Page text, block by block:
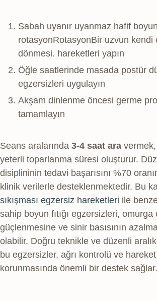
Sabah uyanır uyanmaz hafif boyun
rotasyonRotasyonBir uzvun kendi
dönmesi. hareketleri yapın
Öğle saatlerinde masada postür
egzersizleri uygulayın
Akşam dinlenme öncesi germe
tamamlayın
Seans aralarında 3-4 saat ara
yeterli toparlanma süresi oluşturur.
disiplininin tedavi başarısını %70
klinik verilerle desteklenmektedir. Bu
sıkışması egzersiz hareketleri ile
sahip boyun fıtığı egzersizleri, omurga
güçlenmesine ve sinir basısının
olabilir. Doğru teknikle ve düzenli
bu egzersizler, ağrı kontrolü ve hareket
korunmasında önemli bir destek sağlar.